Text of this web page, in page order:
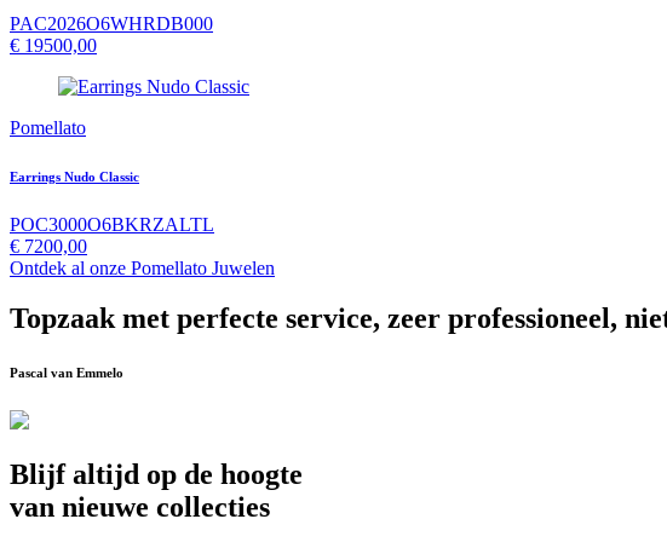
PAC2026O6WHRDB000
€ 19500,00
Pomellato
Earrings Nudo Classic
POC3000O6BKRZALTL
€ 7200,00
Ontdek al onze Pomellato Juwelen
Topzaak met perfecte service, zeer professioneel,
Pascal van Emmelo
Blijf altijd op de hoogte
van nieuwe collecties